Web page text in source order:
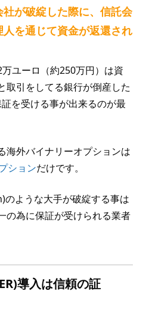
が破綻した際に、信託会
を通じて資金が返還され
ユーロ（約250万円）は資
取引をしてる銀行が倒産した
を受ける事が出来るのが最
海外バイナリーオプションは
ションだけです。
ような大手が破綻する事は
の為に保証が受けられる業者
導入は信頼の証